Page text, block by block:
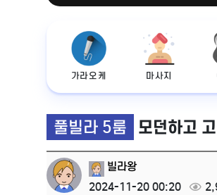
가라오케 마사지
풀빌라 5룸 모던하고
빌라왕
2024-11-20 00:20